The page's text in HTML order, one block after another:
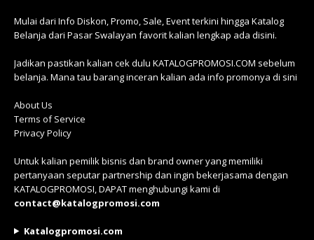
Mulai dari Info Diskon, Promo, Sale, Event terkini hingga Katalog
Belanja dari Pasar Swalayan favorit kalian lengkap ada disini.
Jadikan pastikan kalian cek dulu KATALOGPROMOSI.COM sebelum
belanja. Mana tau barang inceran kalian ada info promonya di sini
About Us
Terms of Service
Privacy Policy
Untuk kalian pemilik bisnis dan brand owner yang memiliki
pertanyaan seputar partnership dan ingin bekerjasama dengan
KATALOGPROMOSI, DAPAT menghubungi kami di
contact@katalogpromosi.com
Katalogpromosi.com